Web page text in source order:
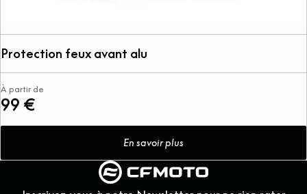
Protection feux avant alu
À partir de
99 €
En savoir plus